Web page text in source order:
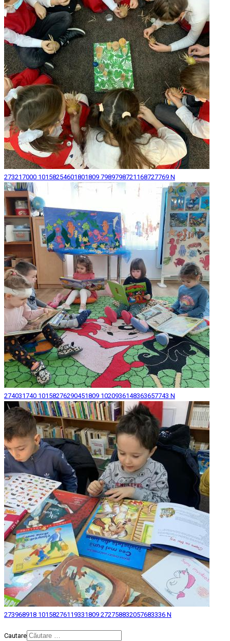
273217000 10158254601801809 7989798721168727769 N
274031740 10158276290451809 1020936148363657743 N
273968918 10158276119331809 272758832057683336 N
Cautare